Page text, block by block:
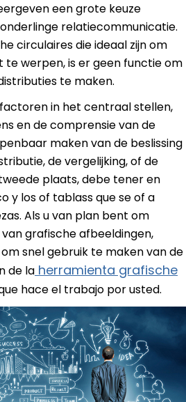
een grote keuze
relatiecommunicatie.
circulaires die ideaal zijn om
te werpen, is er geen functie om
te maken.
in het centraal stellen,
en de comprensie van de
maken van de beslissing
de vergelijking, of de
plaats, debe tener en
y los of tablass que se of a
Als u van plan bent om
grafische afbeeldingen,
snel gebruik te maken van de
de la herramienta grafische
hace el trabajo por usted.